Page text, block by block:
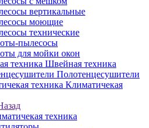
вертикальные
моющие
технические
пылесосы
для мойки окон
Швейная техника
Полотенцесушители
Климатичекая
техника